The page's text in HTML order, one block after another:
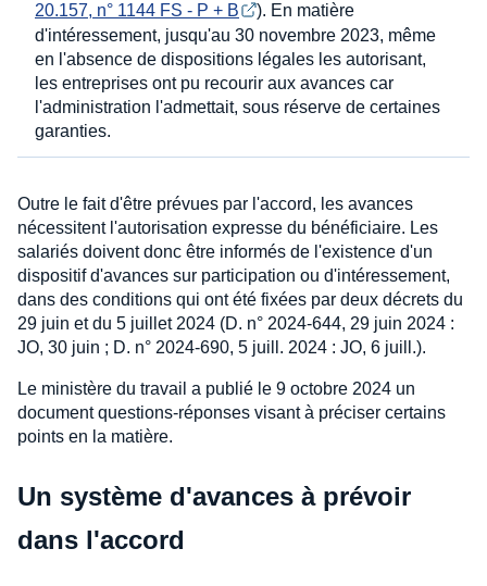
20.157, n° 1144 FS - P + B
). En matière
d'intéressement, jusqu'au 30 novembre 2023, même
en l'absence de dispositions légales les autorisant,
les entreprises ont pu recourir aux avances car
l'administration l'admettait, sous réserve de certaines
garanties.
Outre le fait d'être prévues par l'accord, les avances
nécessitent l'autorisation expresse du bénéficiaire. Les
salariés doivent donc être informés de l'existence d'un
dispositif d'avances sur participation ou d'intéressement,
dans des conditions qui ont été fixées par deux décrets du
29 juin et du 5 juillet 2024 (D. n° 2024-644, 29 juin 2024 :
JO, 30 juin ; D. n° 2024-690, 5 juill. 2024 : JO, 6 juill.).
Le ministère du travail a publié le 9 octobre 2024 un
document questions-réponses visant à préciser certains
points en la matière.
Un système d'avances à prévoir
dans l'accord